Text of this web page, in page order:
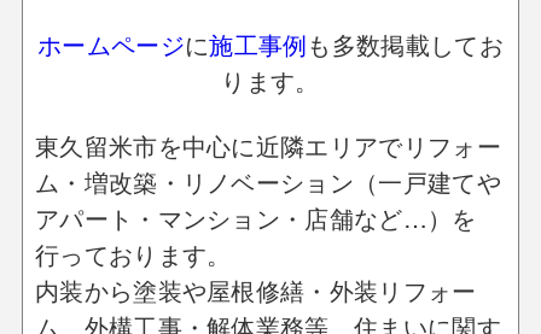
ホームページに施工事例も多数掲載してお
ります。
東久留米市を中心に近隣エリアでリフォー
ム・増改築・リノベーション（一戸建てや
アパート・マンション・店舗など…）を
行っております。
内装から塗装や屋根修繕・外装リフォー
ム、外構工事・解体業務等、住まいに関す